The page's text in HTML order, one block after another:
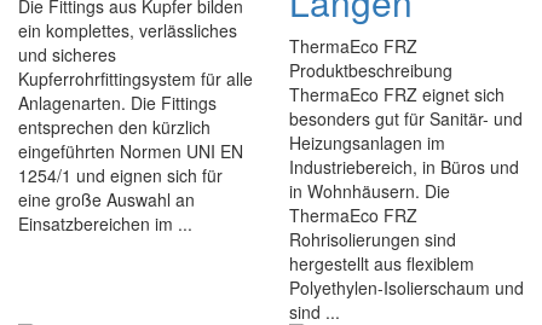
Die Fittings aus Kupfer bilden
ein komplettes, verlässliches
und sicheres
Kupferrohrfittingsystem für alle
Anlagenarten. Die Fittings
entsprechen den kürzlich
eingeführten Normen UNI EN
1254/1 und eignen sich für
eine große Auswahl an
Einsatzbereichen im ...
ThermaEco FRZ
Produktbeschreibung
ThermaEco FRZ eignet sich
besonders gut für Sanitär- und
Heizungsanlagen im
Industriebereich, in Büros und
in Wohnhäusern. Die
ThermaEco FRZ
Rohrisolierungen sind
hergestellt aus flexiblem
Polyethylen-Isolierschaum und
sind ...